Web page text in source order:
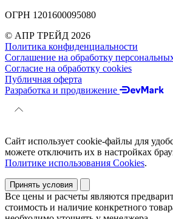
ОГРН 1201600095080
© АПР ТРЕЙД 2026
Политика конфиденциальности
Соглашение на обработку
Согласие на обработку cookies
Публичная оферта
Разработка и продвижение
Сайт использует cookie-файлы для
можете отключить их в настройках
Политике использования Cookies.
Принять условия
Все цены и расчеты являются
стоимость и наличие конкретного